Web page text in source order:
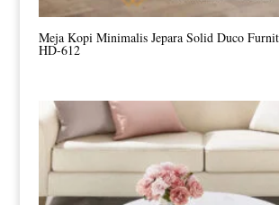
Meja Kopi Minimalis Jepara Solid Duco
HD-612